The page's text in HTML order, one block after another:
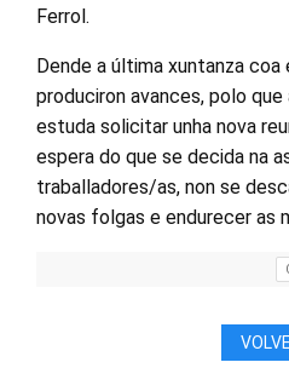
Ferrol.
Dende a última xuntanza coa
produciron avances, polo
estuda solicitar unha nova
espera do que se decida na
traballadores/as, non se
novas folgas e endurecer as